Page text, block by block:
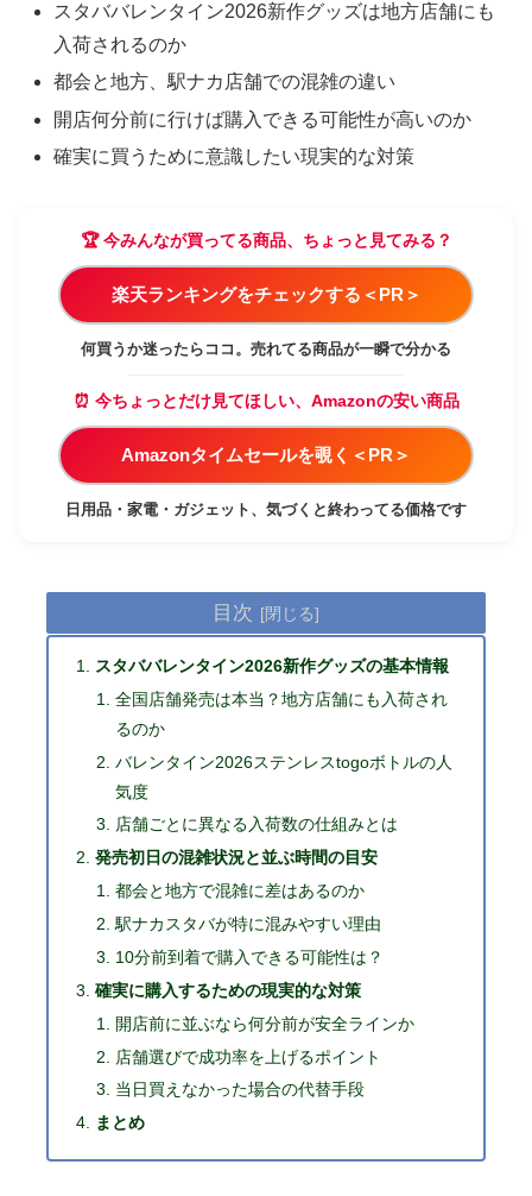
スタババレンタイン2026新作グッズは地方店舗にも
入荷されるのか
都会と地方、駅ナカ店舗での混雑の違い
開店何分前に行けば購入できる可能性が高いのか
確実に買うために意識したい現実的な対策
🏆 今みんなが買ってる商品、ちょっと見てみる？
楽天ランキングをチェックする＜PR＞
何買うか迷ったらココ。売れてる商品が一瞬で分かる
⏰ 今ちょっとだけ見てほしい、Amazonの安い商品
Amazonタイムセールを覗く＜PR＞
日用品・家電・ガジェット、気づくと終わってる価格です
目次
スタババレンタイン2026新作グッズの基本情報
全国店舗発売は本当？地方店舗にも入荷され
るのか
バレンタイン2026ステンレスtogoボトルの人
気度
店舗ごとに異なる入荷数の仕組みとは
発売初日の混雑状況と並ぶ時間の目安
都会と地方で混雑に差はあるのか
駅ナカスタバが特に混みやすい理由
10分前到着で購入できる可能性は？
確実に購入するための現実的な対策
開店前に並ぶなら何分前が安全ラインか
店舗選びで成功率を上げるポイント
当日買えなかった場合の代替手段
まとめ